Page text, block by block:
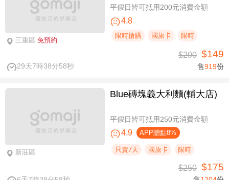
三重區 免預約
平假日皆可抵用200元消費金額
4.8
限時搶購 國旅卡 限時
29天7時38分57秒
$200 $149
售919份
新莊區
Blue磚塊義大利麵(輔大店)
平假日皆可抵用250元消費金額
4.9 APP贈點8%
只賣7天 國旅卡 限時
$250 $175